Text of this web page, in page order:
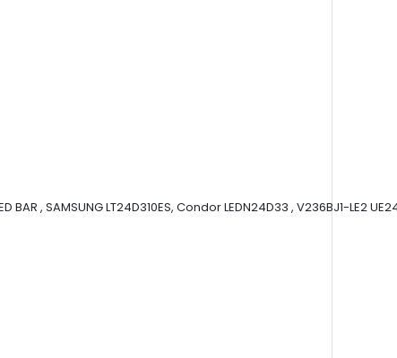
, SAMSUNG LT24D310ES, Condor LEDN24D33 , V236BJ1-LE2